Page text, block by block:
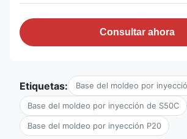
Consultar ahora
Etiquetas: Base del moldeo por
Base del moldeo por inyección de S50C
Base del moldeo por inyección P20